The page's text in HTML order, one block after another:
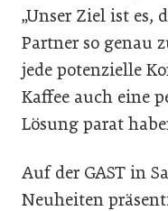
„Unser Ziel ist es,
Partner so genau
jede potenzielle
Kaffee auch eine
Lösung parat
Auf der GAST in
Neuheiten